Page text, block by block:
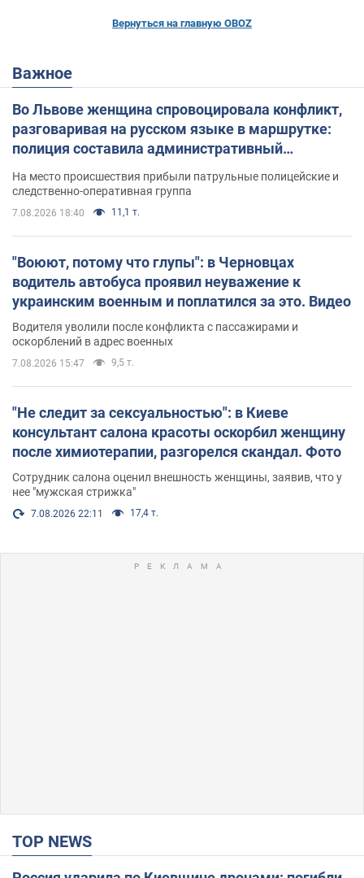
Вернуться на главную OBOZ
Важное
Во Львове женщина спровоцировала конфликт,
разговаривая на русском языке в маршрутке:
полиция составила административный
На место происшествия прибыли патрульные полицейские и
следственно-оперативная группа
7.08.2026 18:40 11,1 т.
"Воюют, потому что глупы": в Черновцах
водитель автобуса проявил неуважение к
украинским военным и поплатился за это. Видео
Водителя уволили после конфликта с пассажирами и
оскорблений в адрес военных
7.08.2026 15:47 9,5 т.
"Не следит за сексуальностью": в Киеве
консультант салона красоты оскорбил женщину
после химиотерапии, разгорелся скандал. Фото
Сотрудник салона оценил внешность женщины, заявив, что у
нее "мужская стрижка"
7.08.2026 22:11 17,4 т.
TOP NEWS